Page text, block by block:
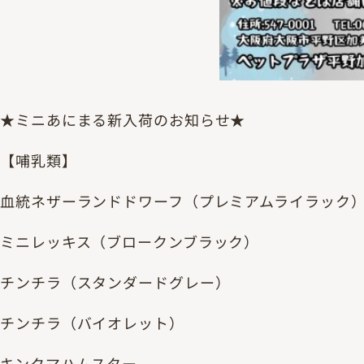
★ミニあにまる新入荷のお知らせ★
【哺乳類】
血統ネザーランドドワーフ（プレミアムライラック
ミニレッキス（ブロークンブラック）
チンチラ（スタンダードグレー）
チンチラ（バイオレット）